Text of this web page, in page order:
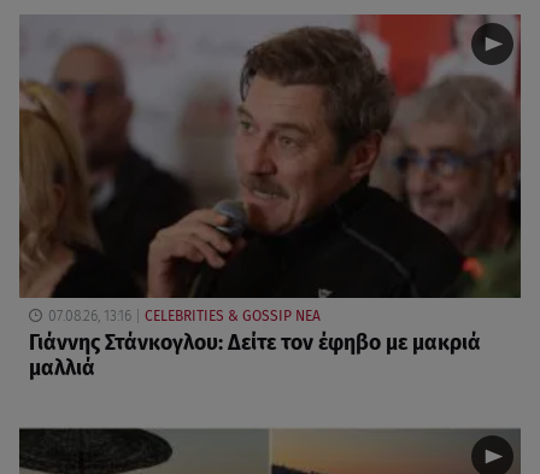
07.08.26, 13:16 CELEBRITIES & GOSSIP ΝΕΑ
Γιάννης Στάνκογλου: Δείτε τον έφηβο με μακριά
μαλλιά